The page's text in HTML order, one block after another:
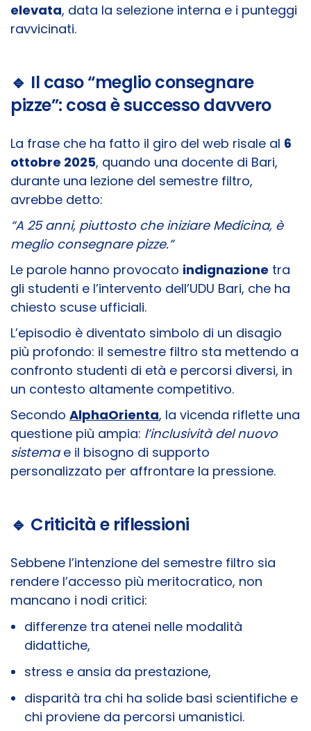
elevata, data la selezione interna e i punteggi
ravvicinati.
🔹 Il caso “meglio consegnare
pizze”: cosa è successo davvero
La frase che ha fatto il giro del web risale al 6
ottobre 2025, quando una docente di Bari,
durante una lezione del semestre filtro,
avrebbe detto:
“A 25 anni, piuttosto che iniziare Medicina, è
meglio consegnare pizze.”
Le parole hanno provocato indignazione tra
gli studenti e l’intervento dell’UDU Bari, che ha
chiesto scuse ufficiali.
L’episodio è diventato simbolo di un disagio
più profondo: il semestre filtro sta mettendo a
confronto studenti di età e percorsi diversi, in
un contesto altamente competitivo.
Secondo AlphaOrienta, la vicenda riflette una
questione più ampia: l’inclusività del nuovo
sistemae il bisogno di supporto
personalizzato per affrontare la pressione.
🔹 Criticità e riflessioni
Sebbene l’intenzione del semestre filtro sia
rendere l’accesso più meritocratico, non
mancano i nodi critici:
differenze tra atenei nelle modalità
didattiche,
stress e ansia da prestazione,
disparità tra chi ha solide basi scientifiche e
chi proviene da percorsi umanistici.